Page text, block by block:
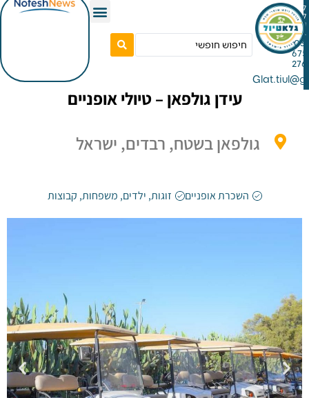
עידן גולפאן – טיולי אופניים
גולפאן בשטח, רבדים, ישראל
השכרת אופניים זוגות,ילדים,משפחות,קבוצות